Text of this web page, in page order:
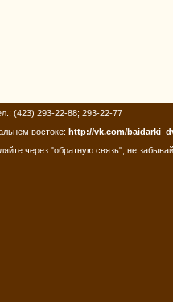
(423) 293-22-88; 293-22-77
востоке: http://vk.com/
через "обратную связь", не